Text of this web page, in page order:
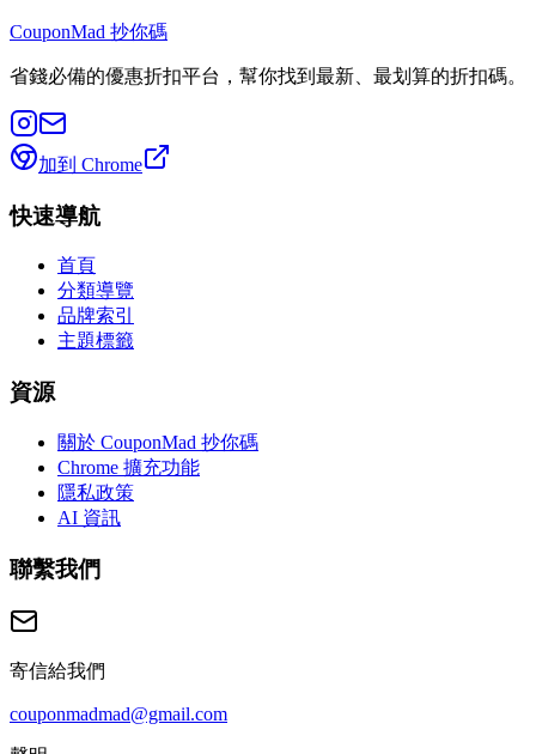
CouponMad 抄你碼
省錢必備的優惠折扣平台，幫你找到最新、最划算的折扣碼。
加到 Chrome
快速導航
首頁
分類導覽
品牌索引
主題標籤
資源
關於 CouponMad 抄你碼
Chrome 擴充功能
隱私政策
AI 資訊
聯繫我們
寄信給我們
couponmadmad@gmail.com